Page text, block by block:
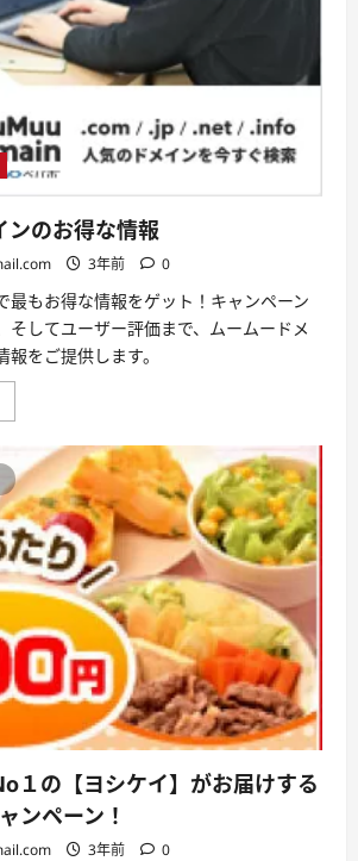
徹
】
ンのお得な情報
3年前 0
最もお得な情報をゲット！キャンペーン
そしてユーザー評価まで、ムームードメ
をご提供します。
１の【ヨシケイ】がお届けする
ンペーン！
3年前 0